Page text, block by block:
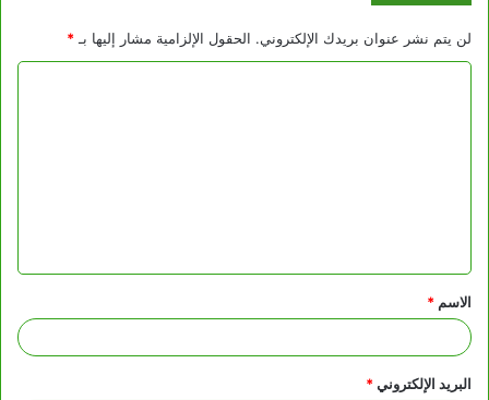
لن يتم نشر عنوان بريدك الإلكتروني. الحقول الإلزامية مشار إليها بـ *
ق
*
الاسم *
البريد الإلكتروني*